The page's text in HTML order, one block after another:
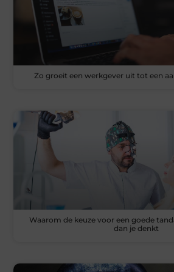
Zo groeit een werkgever uit tot een
Waarom de keuze voor een goede
dan je denkt